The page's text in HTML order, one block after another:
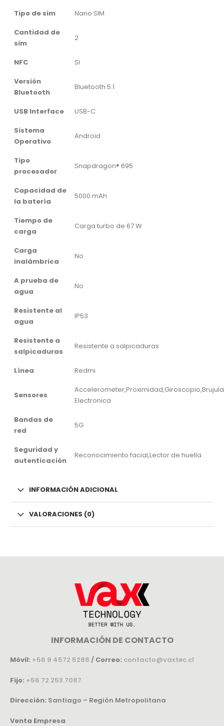
Tipo de sim
Nano SIM
Cantidad de
sim
2
NFC
SI
Versión
Bluetooth
Bluetooth 5.1
USB Interface
USB-C
Sistema
Operativo
Android
Tipo
procesador
Snapdragon® 695
Capacidad de
la batería
5000 mAh
Tiempo de
carga
Carga turbo de 67 W
Carga
inalámbrica
No
A prueba de
agua
No
Resistente al
agua
IP53
Resistente a
salpicaduras
Resistente a salpicaduras
Línea Redmi
Sensores
Accelerometer,Proximidad,Giroscopio,Brujula
Electronica
Bandas de
red
5G
Seguridad y
autenticación
Reconocimiento facial,Lector de huella
INFORMACIÓN ADICIONAL
VALORACIONES (0)
INFORMACIÓN DE CONTACTO
Móvil: +56 9 4572 5288 / Correo: contacto@vaxtec.cl
Fijo: +56 72 253 7087
Dirección: Santiago – Región Metropolitana
Venta Empresa